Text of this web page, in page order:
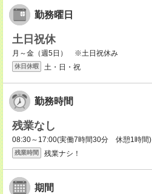
勤務曜日
土日祝休
月～金（週5日） ※土日祝休み
休日休暇 土・日・祝
勤務時間
残業なし
08:30～17:00(実働7時間30分 休憩1時間)
残業時間 残業ナシ！
期間